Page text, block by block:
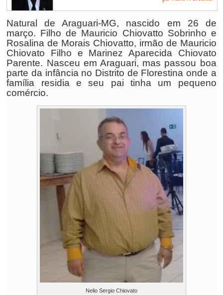
Natural de Araguari-MG, nascido em 26 de
março. Filho de Mauricio Chiovatto Sobrinho e
Rosalina de Morais Chiovatto, irmão de Mauricio
Chiovato Filho e Marinez Aparecida Chiovato
Parente. Nasceu em Araguari, mas passou boa
parte da infância no Distrito de Florestina onde a
família residia e seu pai tinha um pequeno
comércio.
Nelio Sergio Chiovato